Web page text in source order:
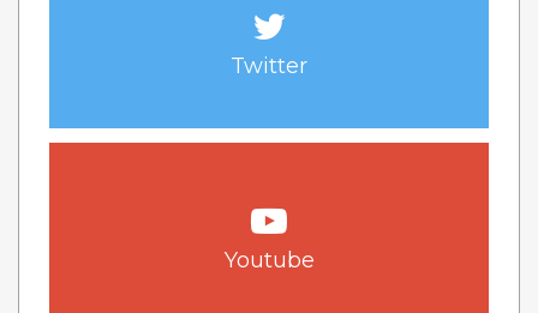
Twitter
Youtube